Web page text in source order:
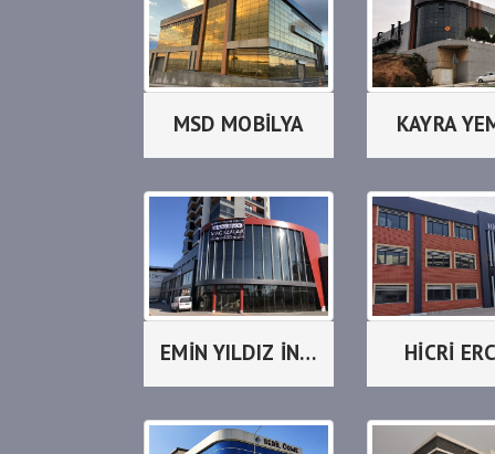
MSD MOBİLYA KAYRA
EMİN YILDIZ İNŞAAT HİCRİ